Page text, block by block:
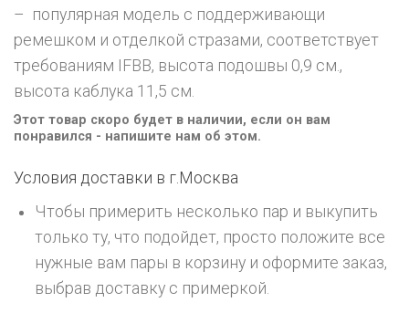
– популярная модель с поддерживающи
ремешком и отделкой стразами, соответствует
требованиям IFBB, высота подошвы 0,9 см.,
высота каблука 11,5 см.
Этот товар скоро будет в наличии, если он вам
понравился - напишите нам об этом.
Условия доставки в г. Москва
Чтобы примерить несколько пар и выкупить
только ту, что подойдет, просто положите все
нужные вам пары в корзину и оформите заказ,
выбрав доставку с примеркой.